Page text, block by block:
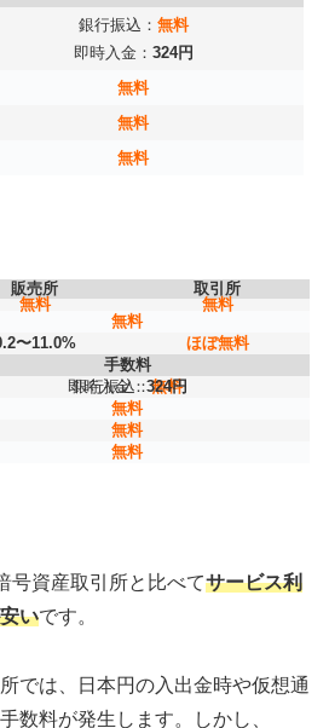
銀行振込： 無料
即時入金： 324円
無料
無料
無料
販売所
取引所
無料 無料
無料
〜11.0%
ほぼ無料
手数料
銀行振込：無料
即時入金：324円
無料
無料
無料
号資産取引所と比べてサービス利
いです。
では、日本円の入出金時や仮想通
数料が発生します。しかし、